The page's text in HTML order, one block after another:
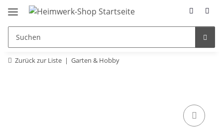
Zurück zur Liste Garten & Hobby